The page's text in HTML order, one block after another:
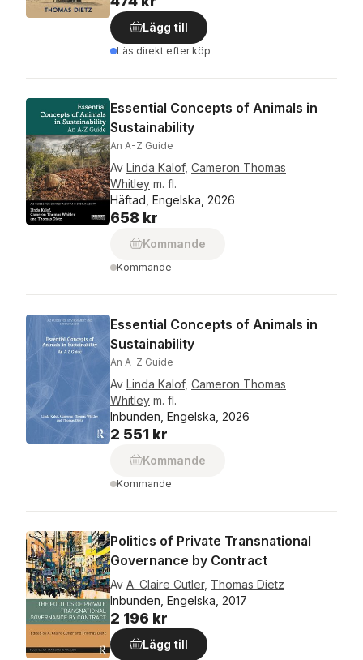
Lägg till
Läs direkt efter köp
Essential Concepts of Animals in
Sustainability
An A-Z Guide
Av Linda Kalof, Cameron Thomas
Whitley m. fl.
Häftad, Engelska, 2026
658 kr
Kommande
Kommande
Essential Concepts of Animals in
Sustainability
An A-Z Guide
Av Linda Kalof, Cameron Thomas
Whitley m. fl.
Inbunden, Engelska, 2026
2 551 kr
Kommande
Kommande
Politics of Private Transnational
Governance by Contract
Av A. Claire Cutler, Thomas Dietz
Inbunden, Engelska, 2017
2 196 kr
Lägg till